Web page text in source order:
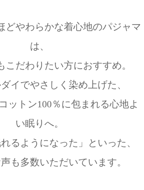
どやわらかな着心地のパジャマ
は、
こだわりたい方におすすめ。
イでやさしく染め上げた、
ットン100％に包まれる心地よ
い眠りへ。
れるようになった」といった、
も多数いただいています。